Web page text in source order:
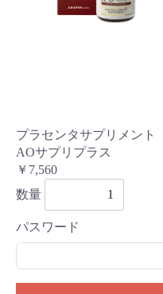
プラセンタサプリメント
AOサプリプラス
￥7,560
数量
パスワード